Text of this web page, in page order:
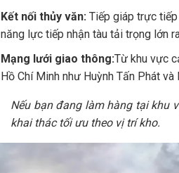
Kết nối thủy văn: Tiếp giáp trực
năng lực tiếp nhận tàu tải trọng lớn
Mạng lưới giao thông:Từ khu vực
Hồ Chí Minh như Huỳnh Tấn Phát
Nếu bạn đang làm hàng tại khu
khai thác tối ưu theo vị trí kho.